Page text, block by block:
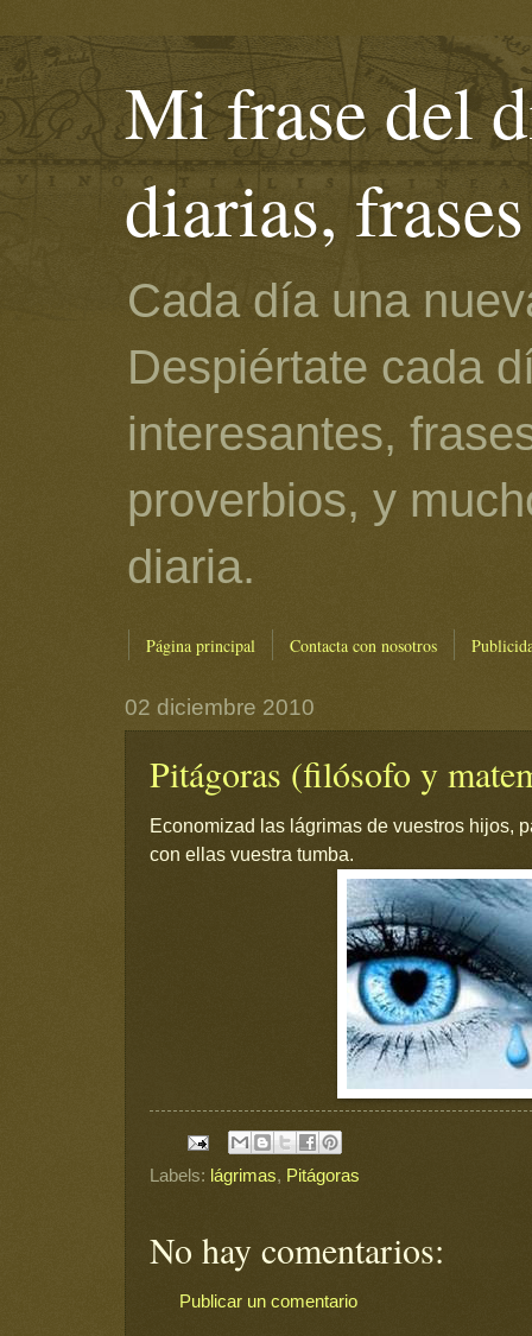
Mi frase del
diarias,
Cada día una
Despiértate cada
interesantes,
proverbios, y
diaria.
Página principal Contacta con nosotros
02 diciembre 2010
Pitágoras (filósofo y
Economizad las lágrimas de vuestros hijos,
con ellas vuestra tumba.
Labels: lágrimas, Pitágoras
No hay comentarios:
Publicar un comentario